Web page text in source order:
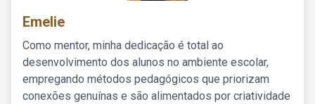
Emelie
Como mentor, minha dedicação é total ao
desenvolvimento dos alunos no ambiente escolar,
empregando métodos pedagógicos que priorizam
conexões genuínas e são alimentados por criatividade